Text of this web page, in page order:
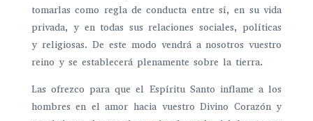
tomarlas como regla de conducta entre sí, en su vida
privada, y en todas sus relaciones sociales, políticas
y religiosas. De este modo vendrá a nosotros vuestro
reino y se establecerá plenamente sobre la tierra.
Las ofrezco para que el Espíritu Santo inflame a los
hombres en el amor hacia vuestro Divino Corazón y